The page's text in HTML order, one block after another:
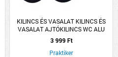
KILINCS ÉS VASALAT KILINCS ÉS
VASALAT AJTÓKILINCS WC ALU
FEKETE LANA ROZETTÁS
3 999 Ft
Praktiker